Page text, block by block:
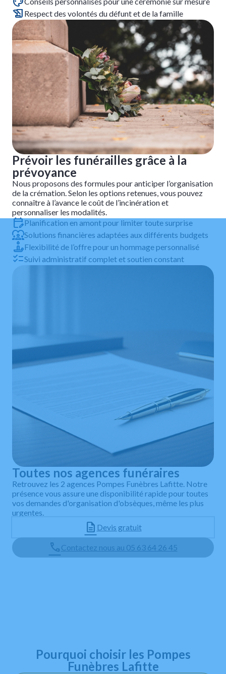
Respect des volontés du défunt et de la famille
Prévoir les funérailles grâce à la
prévoyance
Nous proposons des formules pour anticiper l’organisation
de la crémation. Selon les options retenues, vous pouvez
connaître à l’avance le coût de l’incinération et
personnaliser les modalités.
Planification en amont pour limiter toute surprise
Solutions financières adaptées aux différents budgets
Flexibilité de l’offre pour un hommage personnalisé
Suivi administratif complet et soutien constant
Toutes nos agences funéraires
Retrouvez les 2 agences Pompes Funèbres Lafitte. Notre
présence vous assure une disponibilité rapide pour toutes
vos demandes d'organisation d'obsèques, même les plus
urgentes.
Devis gratuit
Contactez nous au 05 63 64 26 45
Leaflet
Pourquoi choisir les Pompes
Funèbres Lafitte